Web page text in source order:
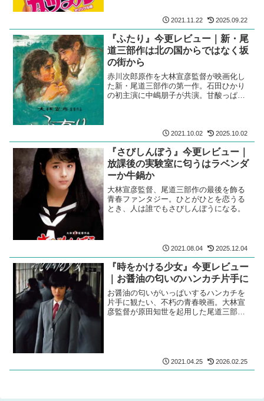
2021.11.22 2025.09.22
『ふたり』今更レビュー｜新・尾
道三部作は北の国からではなく坂
の街から
赤川次郎原作を大林宣彦監督が映画化し
た新・尾道三部作の第一作。石田ひかり
の初主演に中嶋朋子が共演。甘酸っぱい
2021.10.02 2025.10.02
『さびしんぼう』今更レビュー｜
放課後の実験室に匂うはラベンダ
ーか牛鍋か
大林宣彦監督、尾道三部作の最後を飾る
青春ファンタジー。ひとがひとを恋うる
とき、人は誰でもさびしんぼうになる。
2021.08.04 2025.12.04
『時をかける少女』今更レビュー
｜お醤油の匂いのハンカチ片手に
お醤油の匂いがいっぱいするハンカチを
片手に観たい、不朽の青春映画。大林宣
彦監督が原田知世を起用した尾道三部作
2021.04.25 2026.02.25